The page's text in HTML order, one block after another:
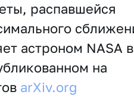
распавшейся
астроном NASA в
на
arXiv.org